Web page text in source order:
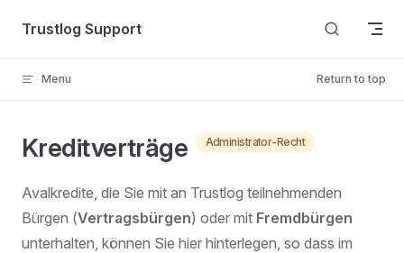
Skip to content
Trustlog Support
Menu Return to top
Kreditverträge Administrator-Recht
Avalkredite, die Sie mit an Trustlog teilnehmenden
Bürgen (Vertragsbürgen) oder mit Fremdbürgen
unterhalten, können Sie hier hinterlegen, so dass im